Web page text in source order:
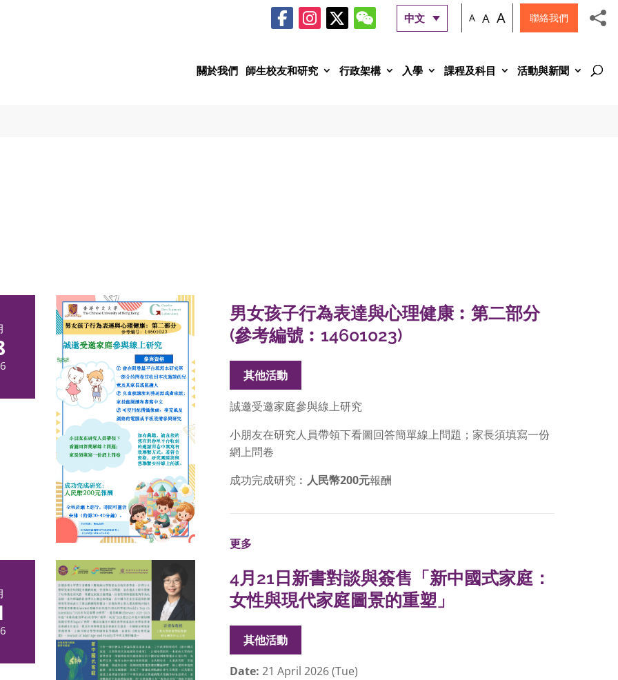
中文 A A A 聯絡我們
關於我們 師生校友和研究 行政架構 入學 課程及科目 活動與新聞
男女孩子行為表達與心理健康︰第二部分
(參考編號︰14601023)
其他活動
誠邀受邀家庭參與線上研究
小朋友在研究人員帶領下看圖回答簡單線上問題；家長須填寫一份
網上問卷
成功完成研究︰ 人民幣200元報酬
更多
4月21日新書對談與簽售「新中國式家庭：
女性與現代家庭圖景的重塑」
其他活動
Date: 21 April 2026 (Tue)